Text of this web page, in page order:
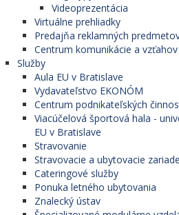
Videoprezentácia
Virtuálne prehliadky
Predajňa reklamných
Centrum komunikácie a
Služby
Aula EU v Bratislave
Vydavateľstvo EKONÓM
Centrum podnikateľských
Viacúčelová športová hala -
EU v Bratislave
Stravovanie
Stravovacie a ubytovacie
Cateringové služby
Ponuka letného ubytovania
Znalecký ústav